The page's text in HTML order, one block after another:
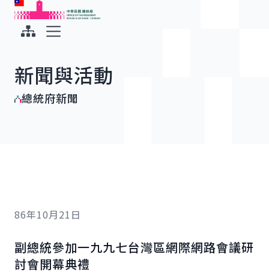
跳到主要內容
中華民國總統府
新聞與活動
總統府新聞
86年10月21日
副總統參加一九九七台灣區網際網路會議研
討會開幕典禮